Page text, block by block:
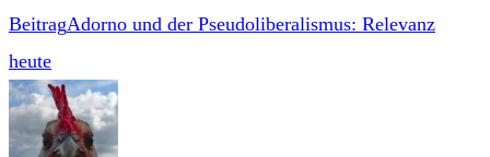
BeitragAdorno und der Pseudoliberalismus: Relevanz
heute